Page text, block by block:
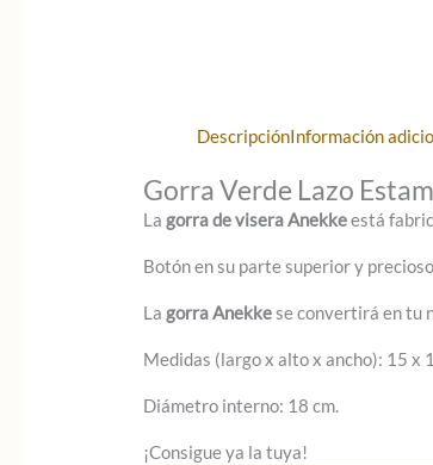
DescripciónInformación
Gorra Verde Lazo
Lagorra de visera Anekkeestá
Botón en su parte superior y
Lagorra Anekkese convertirá en tu
Medidas (largo x alto x ancho): 15 x
Diámetro interno: 18 cm.
¡Consigue ya la tuya!